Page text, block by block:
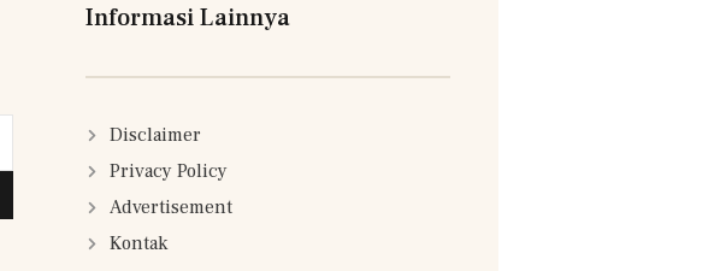
Informasi Lainnya
Disclaimer
Privacy Policy
Advertisement
Kontak